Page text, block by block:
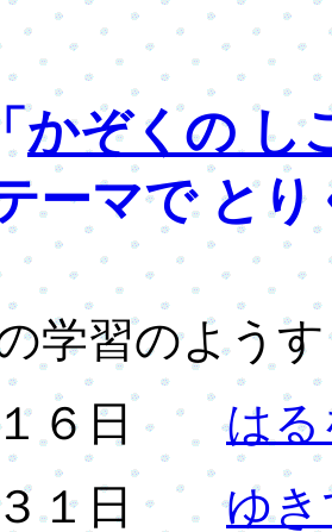
かぞくの し
ーマで と
学習のよう
６日は
１日ゆき